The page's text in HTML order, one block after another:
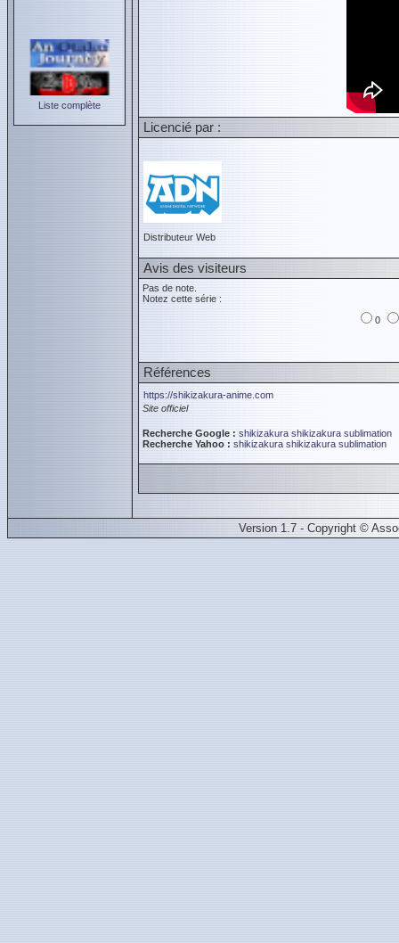
Liste complète
Licencié par :
Distributeur Web
Avis des visiteurs
Pas de note.
Notez cette série :
0
Références
https://shikizakura-anime.com
Site officiel
Recherche Google : shikizakura shikizakura sublimation
Recherche Yahoo : shikizakura shikizakura sublimation
Version 1.7 - Copyright ©